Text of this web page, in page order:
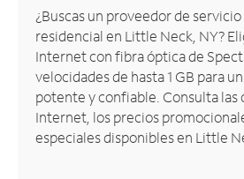
Inglés
Administrar
cuenta
Encuentra
una
tienda
¿Buscas un proveedor de
residencial en Little Neck, NY?
Internet con fibra óptica de
velocidades de hasta 1 GB para
potente y confiable. Consulta las
Internet, los precios
especiales disponibles en Little